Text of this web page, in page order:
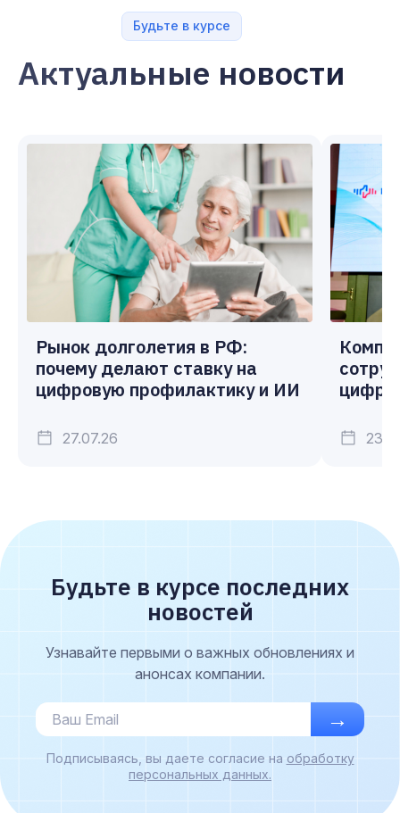
Будьте в курсе
Актуальные новости
Рынок долголетия в РФ:
почему делают ставку на
цифровую профилактику и ИИ
27.07.26
Будьте в курсе последних
новостей
Узнавайте первыми о важных обновлениях и
анонсах компании.
→
Подписываясь, вы даете согласие на обработку
персональных данных.